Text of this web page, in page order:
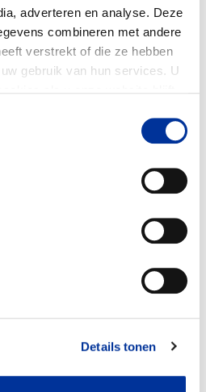
adverteren en analyse. Deze
combineren met andere
verstrekt of die ze hebben
gebruik van hun services. U
Details tonen
3%
97%
sterke beweging van
aanjagers en pioniers te
wél kan met